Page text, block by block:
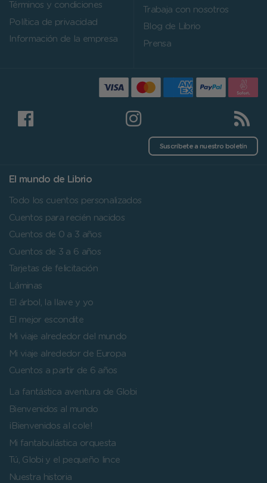
Términos y condiciones
Política de privacidad
Información de la empresa
Trabaja con nosotros
Blog de Librio
Prensa
Suscríbete a nuestro boletín
El mundo de Librio
Todo los cuentos personalizados
Cuentos para recién nacidos
Cuentos de 0 a 3 años
Cuentos de 3 a 6 años
Tarjetas de felicitación
Láminas
El árbol, la llave y yo
El mejor escondite
Mi viaje alrededor del mundo
Mi viaje alrededor de Europa
Cuentos a partir de 6 años
La fantástica aventura de Globi
Bienvenidos al mundo
¡Bienvenidos al cole!
Mi fantabulástica orquesta
Tú, Globi y el pequeño lince
Nuestra historia